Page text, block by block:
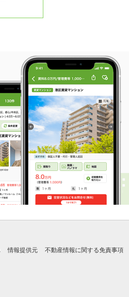
情報提供元 不動産情報に関する免責事項